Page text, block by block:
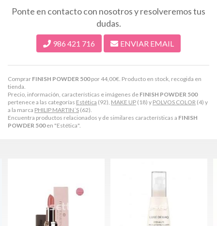
Comprar FINISH POWDER 500por44,00€ . Producto en stock, recogida en
tienda.
Precio, información, características e imágenes de FINISH POWDER 500
pertenece a las categorías Estética (92), MAKE UP (18) y POLVOS COLOR (4) y
a la marca PHILIP MARTIN´S (62).
Encuentra productos relacionados y de similares características a FINISH
POWDER 500en "Estética".
Ponte en contacto con nosotros y resolveremos tus
dudas.
986 421 716 ENVIAR EMAIL